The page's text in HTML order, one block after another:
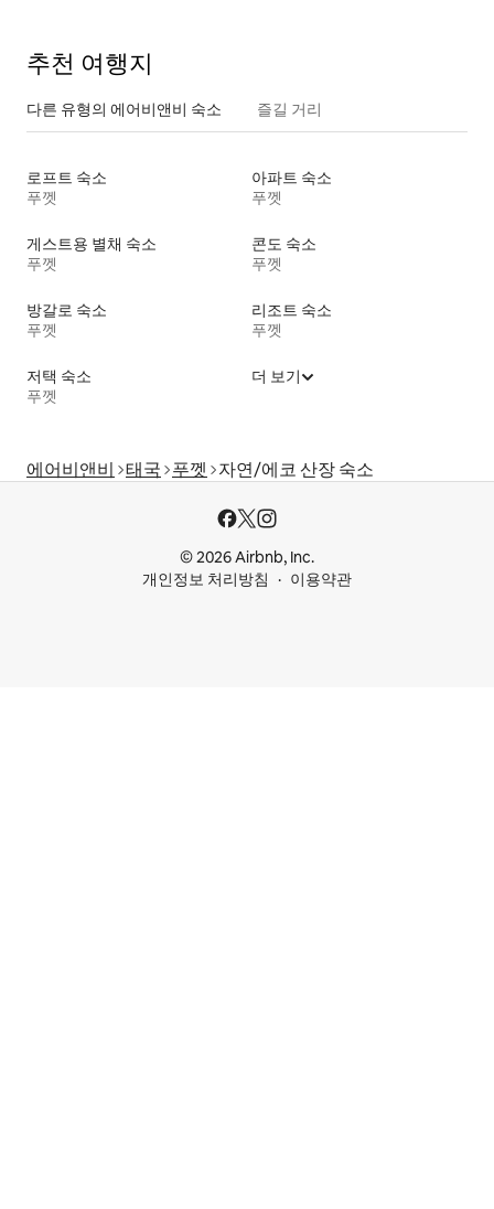
추천 여행지
다른 유형의 에어비앤비 숙소 즐길 거리
로프트 숙소
푸껫
아파트 숙소
푸껫
게스트용 별채 숙소
푸껫
콘도 숙소
푸껫
방갈로 숙소
푸껫
리조트 숙소
푸껫
저택 숙소
푸껫
더 보기
에어비앤비 태국 푸껫 자연/에코 산장 숙소
© 2026 Airbnb, Inc.
개인정보 처리방침
이용약관